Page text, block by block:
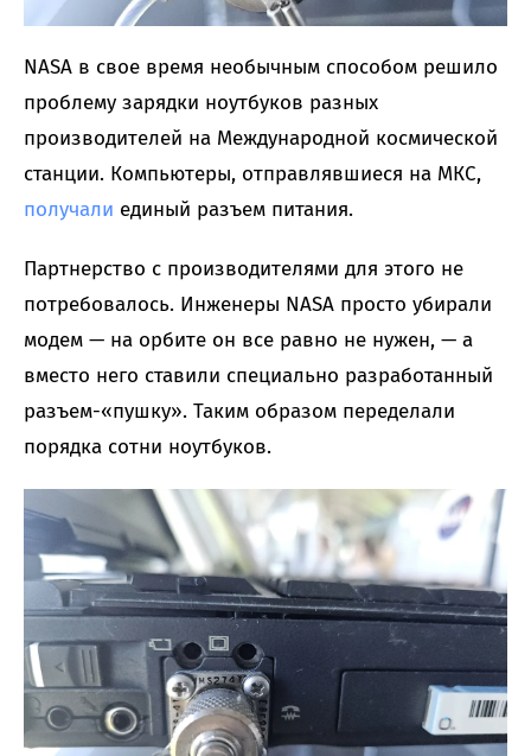
NASA в свое время необычным способом решило
проблему зарядки ноутбуков разных
производителей на Международной космической
станции. Компьютеры, отправлявшиеся на МКС,
получали единый разъем питания.
Партнерство с производителями для этого не
потребовалось. Инженеры NASA просто убирали
модем — на орбите он все равно не нужен, — а
вместо него ставили специально разработанный
разъем-«пушку». Таким образом переделали
порядка сотни ноутбуков.